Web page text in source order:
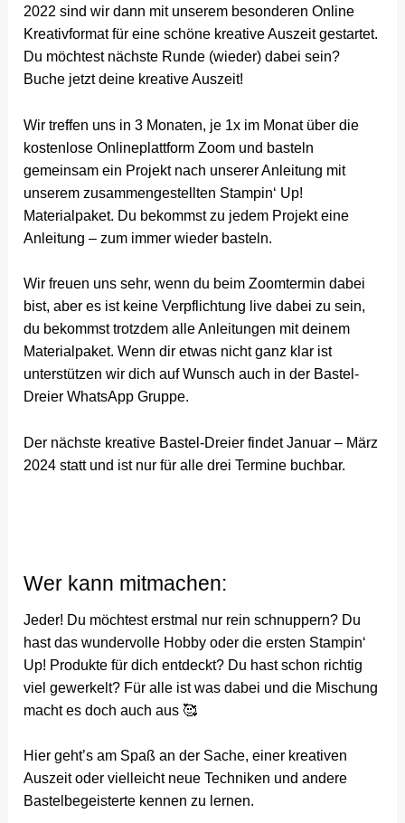
2022 sind wir dann mit unserem besonderen Online
Kreativformat für eine schöne kreative Auszeit gestartet.
Du möchtest nächste Runde (wieder) dabei sein?
Buche jetzt deine kreative Auszeit!
Wir treffen uns in 3 Monaten, je 1x im Monat über die
kostenlose Onlineplattform Zoom und basteln
gemeinsam ein Projekt nach unserer Anleitung mit
unserem zusammengestellten Stampin‘ Up!
Materialpaket. Du bekommst zu jedem Projekt eine
Anleitung – zum immer wieder basteln.
Wir freuen uns sehr, wenn du beim Zoomtermin dabei
bist, aber es ist keine Verpflichtung live dabei zu sein,
du bekommst trotzdem alle Anleitungen mit deinem
Materialpaket. Wenn dir etwas nicht ganz klar ist
unterstützen wir dich auf Wunsch auch in der Bastel-
Dreier WhatsApp Gruppe.
Der nächste kreative Bastel-Dreier findet Januar – März
2024 statt und ist nur für alle drei Termine buchbar.
Wer kann mitmachen:
Jeder! Du möchtest erstmal nur rein schnuppern? Du
hast das wundervolle Hobby oder die ersten Stampin‘
Up! Produkte für dich entdeckt? Du hast schon richtig
viel gewerkelt? Für alle ist was dabei und die Mischung
macht es doch auch aus 🥰
Hier geht’s am Spaß an der Sache, einer kreativen
Auszeit oder vielleicht neue Techniken und andere
Bastelbegeisterte kennen zu lernen.